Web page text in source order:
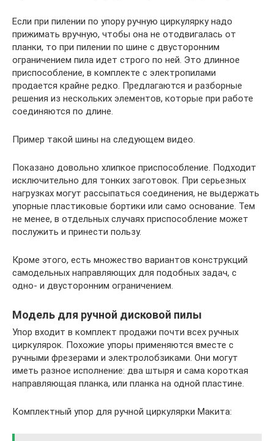
Если при пилении по упору ручную циркулярку надо
прижимать вручную, чтобы она не отодвигалась от
планки, то при пилении по шине с двусторонним
ограничением пила идет строго по ней. Это длинное
приспособление, в комплекте с электропилами
продается крайне редко. Предлагаются и разборные
решения из нескольких элементов, которые при работе
соединяются по длине.
Пример такой шины на следующем видео.
Показано довольно хлипкое приспособление. Подходит
исключительно для тонких заготовок. При серьезных
нагрузках могут рассыпаться соединения, не выдержать
упорные пластиковые бортики или само основание. Тем
не менее, в отдельных случаях приспособление может
послужить и принести пользу.
Кроме этого, есть множество вариантов конструкций
самодельных направляющих для подобных задач, с
одно- и двусторонним ограничением.
Модель для ручной дисковой пилы
Упор входит в комплект продажи почти всех ручных
циркулярок. Похожие упоры применяются вместе с
ручными фрезерами и электролобзиками. Они могут
иметь разное исполнение: два штыря и сама короткая
направляющая планка, или планка на одной пластине.
Комплектный упор для ручной циркулярки Макита: